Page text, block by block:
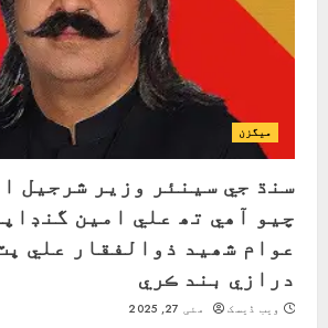
ميگزن
سنڌ جي سينئر وزير شرجيل
چيو آھي تھ علي امين
عوام شھيد ذوالفقار علي
درازي بند ڪري
ویب ڈیسک مئی 27, 2025